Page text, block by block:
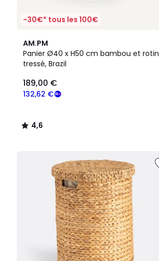
-30€* tous les 100€
AM.PM
Panier Ø40 x H50 cm bambou et rotin
tressé, Brazil
132,62 €
189,00 €
4,6
/ 5
4,6
/